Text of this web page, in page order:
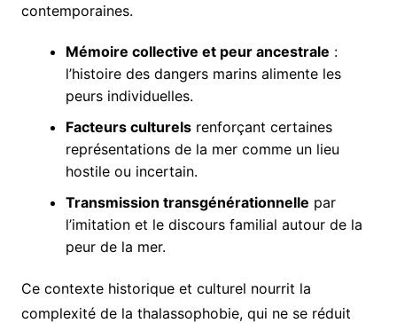
contemporaines.
Mémoire collective et peur ancestrale :
l’histoire des dangers marins alimente les
peurs individuelles.
Facteurs culturelsrenforçant certaines
représentations de la mer comme un lieu
hostile ou incertain.
Transmission transgénérationnelle par
l’imitation et le discours familial autour de la
peur de la mer.
Ce contexte historique et culturel nourrit la
complexité de la thalassophobie, qui ne se réduit